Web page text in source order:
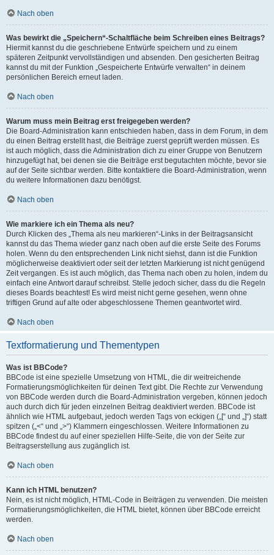
Nach oben
Was bewirkt die „Speichern“-Schaltfläche beim Schreiben eines Beitrags?
Hiermit kannst du die geschriebene Entwürfe speichern und zu einem
späteren Zeitpunkt vervollständigen und absenden. Den gesicherten Beitrag
kannst du mit der Funktion „Gespeicherte Entwürfe verwalten“ in deinem
persönlichen Bereich erneut laden.
Nach oben
Warum muss mein Beitrag erst freigegeben werden?
Die Board-Administration kann entschieden haben, dass in dem Forum, in dem
du einen Beitrag erstellt hast, die Beiträge zuerst geprüft werden müssen. Es
ist auch möglich, dass die Administration dich zu einer Gruppe von Benutzern
hinzugefügt hat, bei denen sie die Beiträge erst begutachten möchte, bevor sie
auf der Seite sichtbar werden. Bitte kontaktiere die Board-Administration, wenn
du weitere Informationen dazu benötigst.
Nach oben
Wie markiere ich ein Thema als neu?
Durch Klicken des „Thema als neu markieren“-Links in der Beitragsansicht
kannst du das Thema wieder ganz nach oben auf die erste Seite des Forums
holen. Wenn du den entsprechenden Link nicht siehst, dann ist die Funktion
möglicherweise deaktiviert oder seit der letzten Markierung ist nicht genügend
Zeit vergangen. Es ist auch möglich, das Thema nach oben zu holen, indem du
einfach eine Antwort darauf schreibst. Stelle jedoch sicher, dass du die Regeln
dieses Boards beachtest! Es wird meist nicht gerne gesehen, wenn ohne
triftigen Grund auf alte oder abgeschlossene Themen geantwortet wird.
Nach oben
Textformatierung und Thementypen
Was ist BBCode?
BBCode ist eine spezielle Umsetzung von HTML, die dir weitreichende
Formatierungsmöglichkeiten für deinen Text gibt. Die Rechte zur Verwendung
von BBCode werden durch die Board-Administration vergeben, können jedoch
auch durch dich für jeden einzelnen Beitrag deaktiviert werden. BBCode ist
ähnlich wie HTML aufgebaut, jedoch werden Tags von eckigen („[“ und „]“) statt
spitzen („<“ und „>“) Klammern eingeschlossen. Weitere Informationen zu
BBCode findest du auf einer speziellen Hilfe-Seite, die von der Seite zur
Beitragserstellung aus zugänglich ist.
Nach oben
Kann ich HTML benutzen?
Nein, es ist nicht möglich, HTML-Code in Beiträgen zu verwenden. Die meisten
Formatierungsmöglichkeiten, die HTML bietet, können über BBCode erreicht
werden.
Nach oben